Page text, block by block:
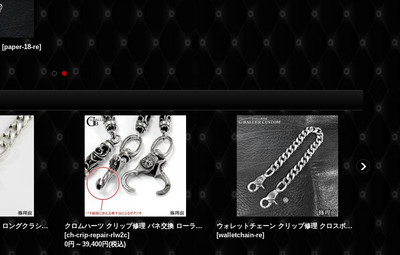
[paper-18-re]
クロムハーツ キーリング修理 ロングクラシックリンク バネ交換 クリップ修理
クロムハーツ クリップ修理 バネ交換 ローラーウォレットチェーン 2クリップ
[ch-crip-repair-rlw2c]
0円 ～ 39,400円(税込)
ウォレットチェーン クリップ修理 クロスボールロウ付加工
[walletchain-re]